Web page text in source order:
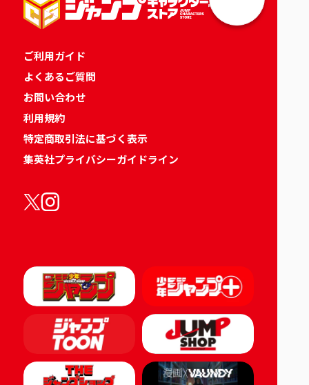
ご利用ガイド
よくあるご質問
お問い合わせ
利用規約
特定商取引法に基づく表示
集英社プライバシーガイドライン